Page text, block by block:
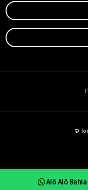
Alô Alô Bahia
©